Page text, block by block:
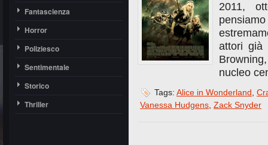
Fantascienza
Horror
Poliziesco
Sentimentale
Storico
Thriller
2011,
attori già
nucleo
Tags: Alice in Wonderland
Vanessa Hudgens, Zack Snyder